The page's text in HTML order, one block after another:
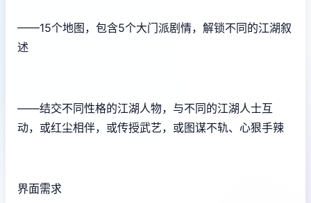
——15个地图，包含5个大门派剧情，解锁不同的江湖叙
述
——结交不同性格的江湖人物，与不同的江湖人士互
动，或红尘相伴，或传授武艺，或图谋不轨、心狠手辣
界面需求